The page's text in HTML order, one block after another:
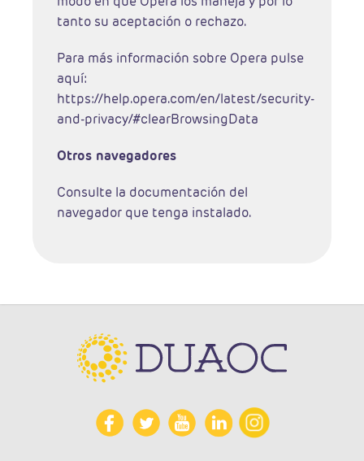
tanto su aceptación o rechazo.
Para más información sobre Opera pulse
aquí:
https://help.opera.com/en/latest/security-
and-privacy/#clearBrowsingData
Otros navegadores
Consulte la documentación del
navegador que tenga instalado.